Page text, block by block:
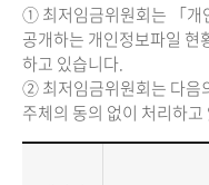
① 최저임금위원회는 「개
공개하는 개인정보파일 현
하고 있습니다.
② 최저임금위원회는 다음
주체의 동의 없이 처리하고